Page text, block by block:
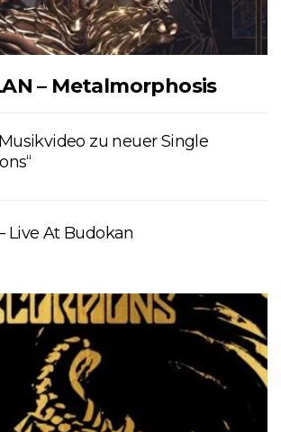
– Metalmorphosis
zu neuer Single
Live At Budokan